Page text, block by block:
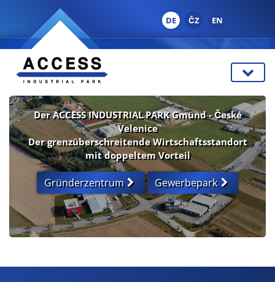
DE ČZ EN
Der ACCESS INDUSTRIAL PARK Gmünd - České
Velenice
Der grenzüberschreitende Wirtschaftsstandort
mit doppeltem Vorteil
Gründerzentrum Gewerbepark